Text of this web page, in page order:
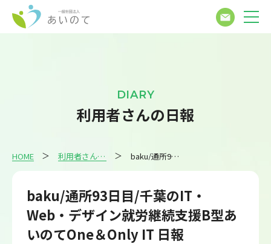
DIARY
利用者さんの日報
HOME 利用者さんの日報 baku/通所93日目/千葉のIT・Web・デザイン就労継続支援B型あいのてOne＆Only IT 日報
baku/通所93日目/千葉のIT・
Web・デザイン就労継続支援B型あ
いのてOne＆Only IT 日報